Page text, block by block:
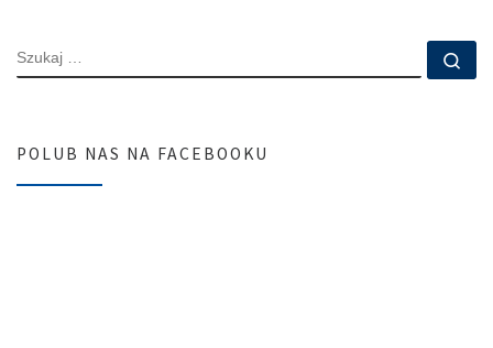
SZUKAJ
POLUB NAS NA FACEBOOKU